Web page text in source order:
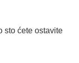
sto ćete ostavite